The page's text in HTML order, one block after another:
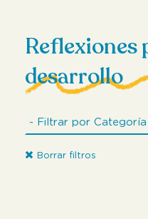
Reflexiones
desarrollo
Borrar filtros